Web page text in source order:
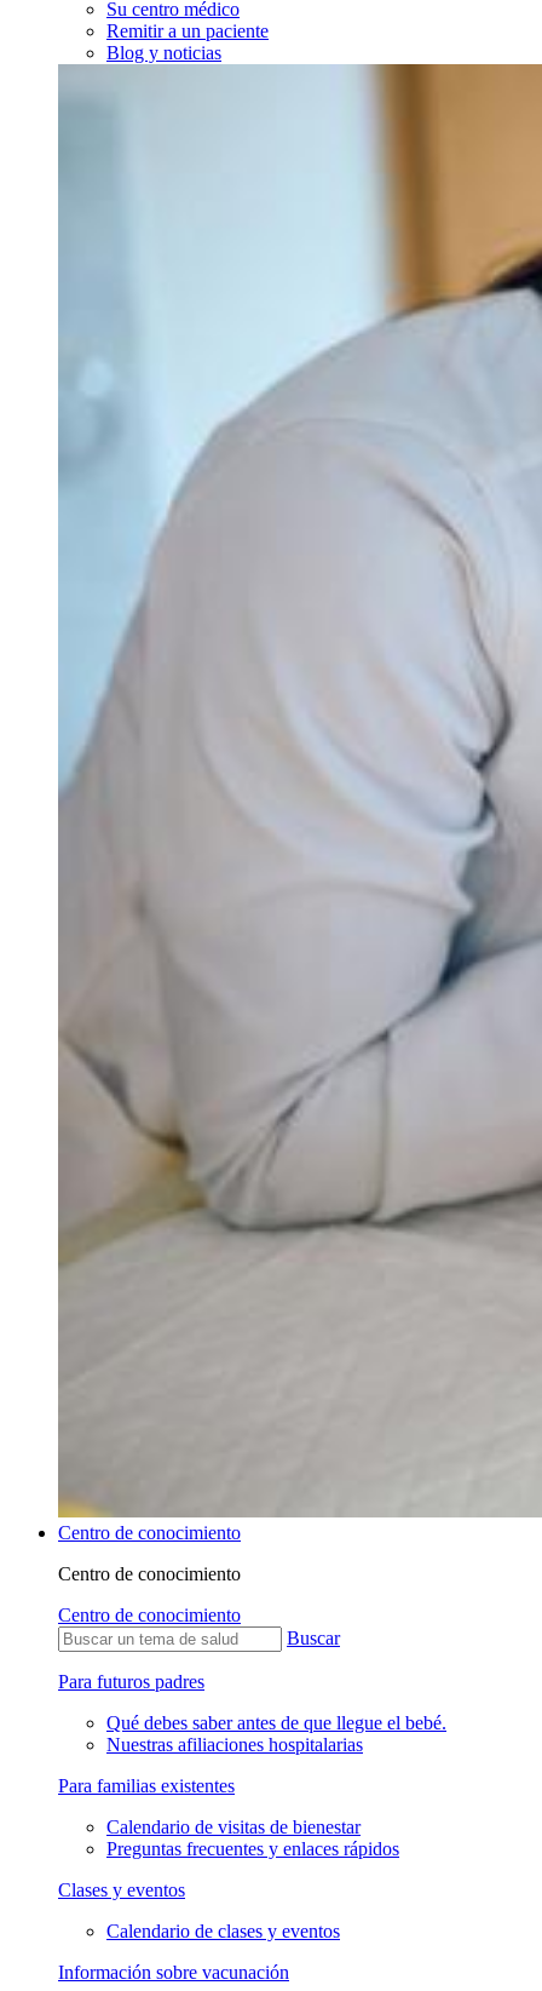
Su centro médico
Remitir a un paciente
Blog y noticias
Centro de conocimiento
Centro de conocimiento
Centro de conocimiento
Buscar
Para futuros padres
Qué debes saber antes de que llegue el bebé.
Nuestras afiliaciones hospitalarias
Para familias existentes
Calendario de visitas de bienestar
Preguntas frecuentes y enlaces rápidos
Clases y eventos
Calendario de clases y eventos
Información sobre vacunación